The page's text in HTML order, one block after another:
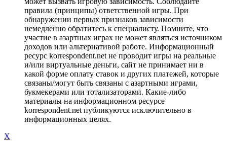
правила (принципы) ответственной игры. При
обнаружении первых признаков зависимости
немедленно обратитесь к специалисту. Помните, что
участие в азартных играх не может являться источником
доходов или альтернативой работе. Информационный
ресурс korrespondent.net не проводит игры на реальные
и/или виртуальные деньги, сайт не принимает ни в
какой форме оплату ставок и других платежей, которые
связаны/могут быть связаны с азартными играми,
букмекерами или тотализаторами. Какие-либо
материалы на информационном ресурсе
korrespondent.net публикуются исключительно в
информационных целях.
X